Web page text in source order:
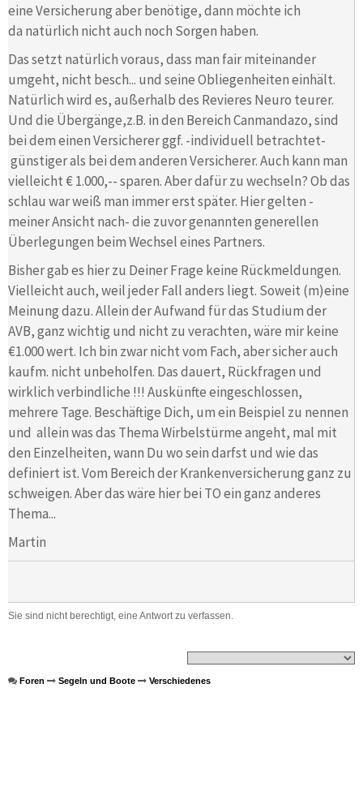
eine Versicherung aber benötige, dann möchte ich
da natürlich nicht auch noch Sorgen haben.
Das setzt natürlich voraus, dass man fair miteinander
umgeht, nicht besch... und seine Obliegenheiten einhält.
Natürlich wird es, außerhalb des Revieres Neuro teurer.
Und die Übergänge,z.B. in den Bereich Canmandazo, sind
bei dem einen Versicherer ggf. -individuell betrachtet-
günstiger als bei dem anderen Versicherer. Auch kann man
vielleicht € 1.000,-- sparen. Aber dafür zu wechseln? Ob das
schlau war weiß man immer erst später. Hier gelten -
meiner Ansicht nach- die zuvor genannten generellen
Überlegungen beim Wechsel eines Partners.
Bisher gab es hier zu Deiner Frage keine Rückmeldungen.
Vielleicht auch, weil jeder Fall anders liegt. Soweit (m)eine
Meinung dazu. Allein der Aufwand für das Studium der
AVB, ganz wichtig und nicht zu verachten, wäre mir keine
€1.000 wert. Ich bin zwar nicht vom Fach, aber sicher auch
kaufm. nicht unbeholfen. Das dauert, Rückfragen und
wirklich verbindliche !!! Auskünfte eingeschlossen,
mehrere Tage. Beschäftige Dich, um ein Beispiel zu nennen
und allein was das Thema Wirbelstürme angeht, mal mit
den Einzelheiten, wann Du wo sein darfst und wie das
definiert ist. Vom Bereich der Krankenversicherung ganz zu
schweigen. Aber das wäre hier bei TO ein ganz anderes
Thema...
Martin
Sie sind nicht berechtigt, eine Antwort zu verfassen.
Foren Segeln und Boote Verschiedenes